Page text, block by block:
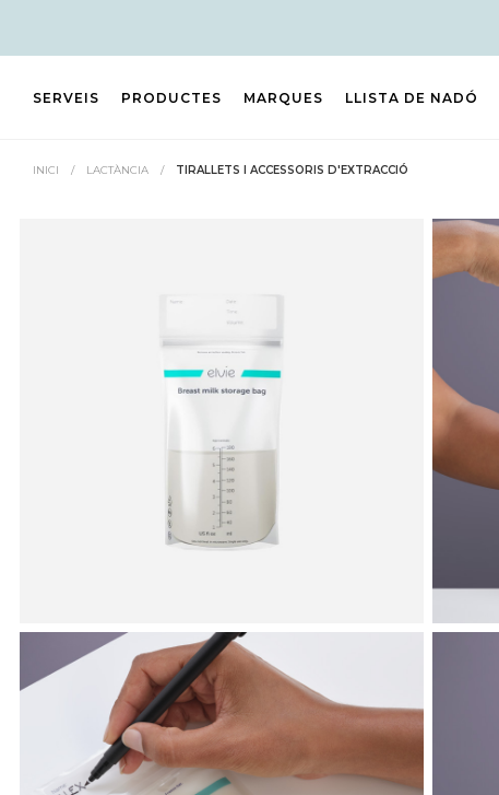
SERVEIS PRODUCTES MARQUES LLISTA DE NADÓ
INICI / LACTÀNCIA / TIRALLETS I ACCESSORIS D'EXTRACCIÓ